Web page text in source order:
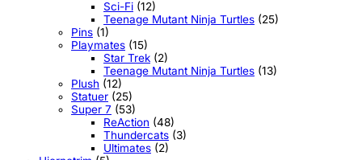
Sci-Fi (12)
Teenage Mutant Ninja Turtles (25)
Pins (1)
Playmates (15)
Star Trek (2)
Teenage Mutant Ninja Turtles (13)
Plush (12)
Statuer (25)
Super 7 (53)
ReAction (48)
Thundercats (3)
Ultimates (2)